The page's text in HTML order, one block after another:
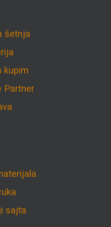
šetnja
kupim
Partner
sajta